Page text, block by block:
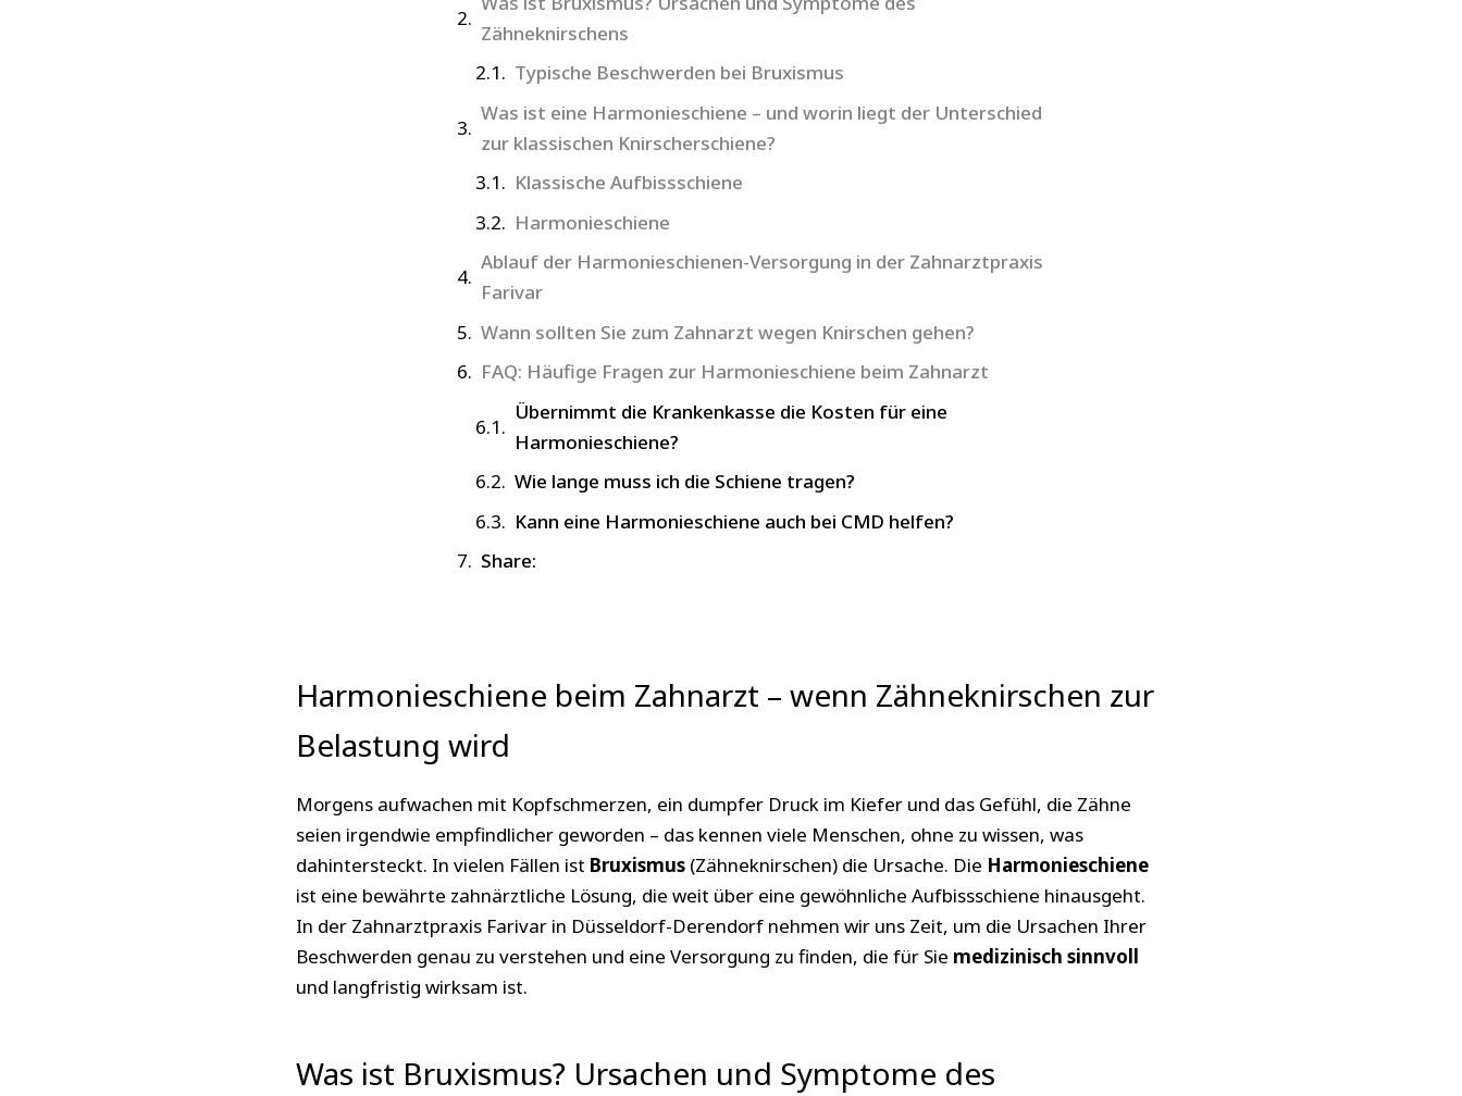
Zähneknirschens
Typische Beschwerden bei Bruxismus
Was ist eine Harmonieschiene – und worin liegt der Unterschied
zur klassischen Knirscherschiene?
Klassische Aufbissschiene
Harmonieschiene
Ablauf der Harmonieschienen-Versorgung in der Zahnarztpraxis
Farivar
Wann sollten Sie zum Zahnarzt wegen Knirschen gehen?
FAQ: Häufige Fragen zur Harmonieschiene beim Zahnarzt
Übernimmt die Krankenkasse die Kosten für eine
Harmonieschiene?
Wie lange muss ich die Schiene tragen?
Kann eine Harmonieschiene auch bei CMD helfen?
Share:
Harmonieschiene beim Zahnarzt – wenn Zähneknirschen zur
Belastung wird
Morgens aufwachen mit Kopfschmerzen, ein dumpfer Druck im Kiefer und das Gefühl, die Zähne
seien irgendwie empfindlicher geworden – das kennen viele Menschen, ohne zu wissen, was
dahintersteckt. In vielen Fällen ist Bruxismus (Zähneknirschen) die Ursache. Die Harmonieschiene
ist eine bewährte zahnärztliche Lösung, die weit über eine gewöhnliche Aufbissschiene hinausgeht.
In der Zahnarztpraxis Farivar in Düsseldorf-Derendorf nehmen wir uns Zeit, um die Ursachen Ihrer
Beschwerden genau zu verstehen und eine Versorgung zu finden, die für Sie medizinisch sinnvoll
und langfristig wirksam ist.
Was ist Bruxismus? Ursachen und Symptome des